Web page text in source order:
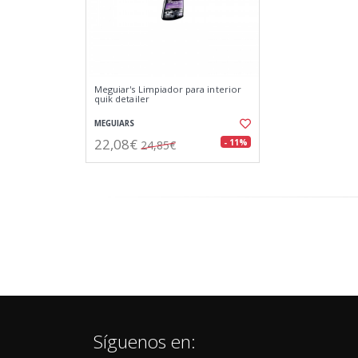
Meguiar's Limpiador para interior
quik detailer
MEGUIARS
22,08€ 24,85€ - 11%
Síguenos en: